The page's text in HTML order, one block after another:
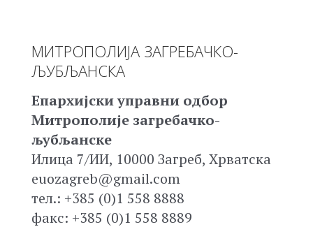
МИТРОПОЛИЈА ЗАГРЕБАЧКО-
ЉУБЉАНСКА
Епархијски управни одбор
Митрополије загребачко-
љубљанске
Илица 7/ИИ, 10000 Загреб, Хрватска
euozagreb@gmail.com
тел.: +385 (0)1 558 8888
факс: +385 (0)1 558 8889